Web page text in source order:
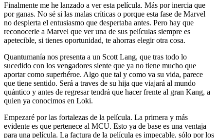
Finalmente me he lanzado a ver esta película. Más por inercia que
por ganas. No sé si las malas críticas o porque esta fase de Marvel
no despierta el entusiasmo que despertaba antes. Pero hay que
reconocerle a Marvel que ver una de sus películas siempre es
apetecible, si tienes oportunidad, te ahorras elegir otra cosa.
Quantumanía nos presenta a un Scott Lang, que tras todo lo
sucedido con los vengadores siente que ya no tiene mucho que
aportar como superhéroe. Algo que tal y como va su vida, parece
que tiene sentido. Será a traves de su hija que viajará al mundo
quántico y antes de regresar tendrá que hacer frente al gran Kang, a
quien ya conocimos en Loki.
Empezaré por las fortalezas de la película. La primera y más
evidente es que pertenece al MCU. Esto ya de base es una ventaja
para una película. La factura de la película es impecable, sólo por los